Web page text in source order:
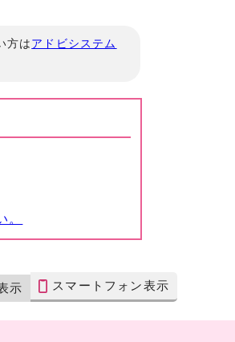
方はアドビシステム
示 スマートフォン表示